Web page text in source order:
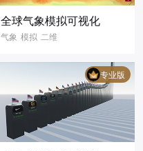
全球气象模拟可视化
气象 模拟 二维
专业版